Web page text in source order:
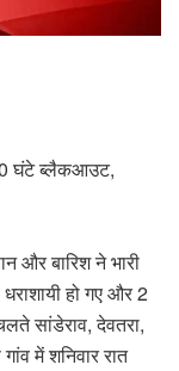
घंटे ब्लैकआउट,
और बारिश ने भारी
हो गए और 2
सांडेराव, देवतरा,
में शनिवार रात